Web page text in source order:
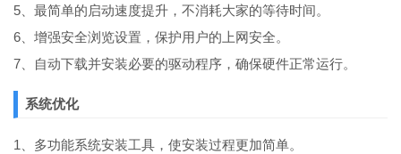
5、最简单的启动速度提升，不消耗大家的等待时间。
6、增强安全浏览设置，保护用户的上网安全。
7、自动下载并安装必要的驱动程序，确保硬件正常运行。
系统优化
1、多功能系统安装工具，使安装过程更加简单。